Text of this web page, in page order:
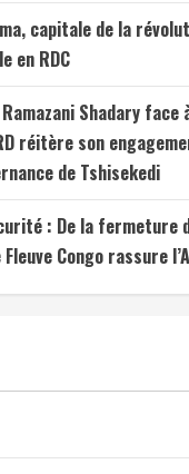
capitale de la
en RDC
Ramazani Shadary face
réitère son
de Tshisekedi
: De la fermeture
Fleuve Congo rassure